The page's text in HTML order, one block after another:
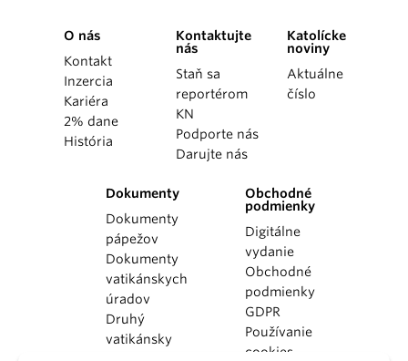
O nás
Kontakt
Inzercia
Kariéra
2% dane
História
Kontaktujte
nás
Staň sa
reportérom
KN
Podporte nás
Darujte nás
Katolícke
noviny
Aktuálne
číslo
Dokumenty
Dokumenty
pápežov
Dokumenty
vatikánskych
úradov
Druhý
vatikánsky
Obchodné
podmienky
Digitálne
vydanie
Obchodné
podmienky
GDPR
Používanie
cookies